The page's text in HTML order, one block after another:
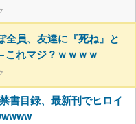
全員、友達に『死ね』と
れマジ？ｗｗｗｗ
書目録、最新刊でヒロイ